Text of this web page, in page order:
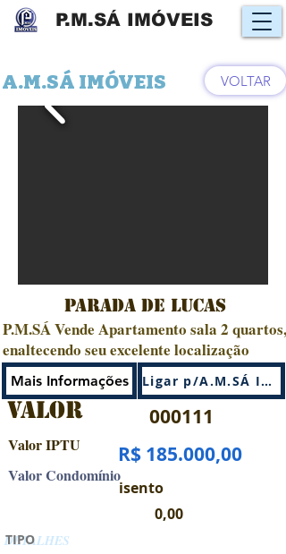
P.M.SÁ IMÓVEIS
A.M.SÁ IMÓVEIS VOLTAR
PARADA DE LUCAS
P.M.SÁ Vende Apartamento sala 2 quartos,
enaltecendo seu excelente localização
Venda
VALOR
Valor IPTU
Valor Condomínio
R$ 185.000,00
isento
DETALHES
TIPO
000111
0,00
Mais Informações Ligar p/A.M.SÁ IMÓVEIS